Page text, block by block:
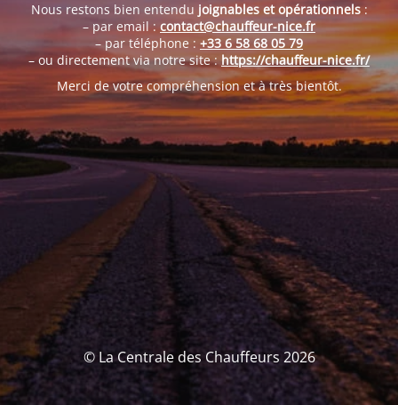
Nous restons bien entendu joignables et opérationnels:
– par email :contact@chauffeur-nice.fr
– par téléphone : +33 6 58 68 05 79
– ou directement via notre site :https://chauffeur-nice.fr/
Merci de votre compréhension et à très bientôt.
© La Centrale des Chauffeurs 2026